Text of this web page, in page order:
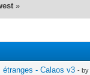
»
étranges - Calaos v3 - by